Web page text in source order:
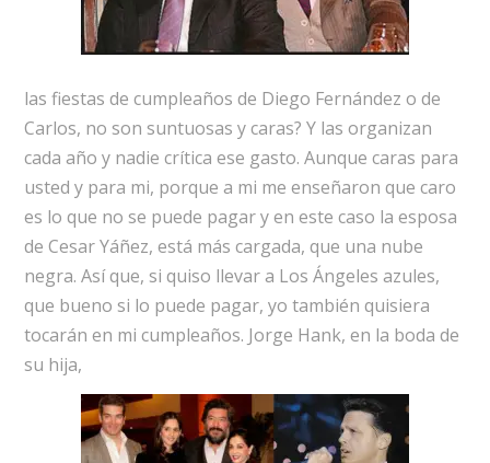
las fiestas de cumpleaños de Diego Fernández o de
Carlos, no son suntuosas y caras? Y las organizan
cada año y nadie crítica ese gasto. Aunque caras para
usted y para mi, porque a mi me enseñaron que caro
es lo que no se puede pagar y en este caso la esposa
de Cesar Yáñez, está más cargada, que una nube
negra. Así que, si quiso llevar a Los Ángeles azules,
que bueno si lo puede pagar, yo también quisiera
tocarán en mi cumpleaños. Jorge Hank, en la boda de
su hija,